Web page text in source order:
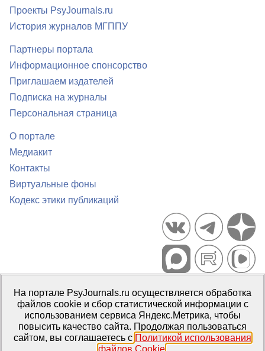
Проекты PsyJournals.ru
История журналов МГППУ
Партнеры портала
Информационное спонсорство
Приглашаем издателей
Подписка на журналы
Персональная страница
О портале
Медиакит
Контакты
Виртуальные фоны
Кодекс этики публикаций
Портал психологических изданий PsyJournals.ru, 2007–2026
Правила использования материалов
Свидетельство регистрации СМИЭл № ФС77-66447 от 14 июля
2016 г.
Издатель: ФГБОУ ВО МГППУ
На портале PsyJournals.ru осуществляется обработка
файлов cookie и сбор статистической информации с
использованием сервиса Яндекс.Метрика, чтобы
повысить качество сайта. Продолжая пользоваться
сайтом, вы соглашаетесь с Политикой использования
файлов Cookie.